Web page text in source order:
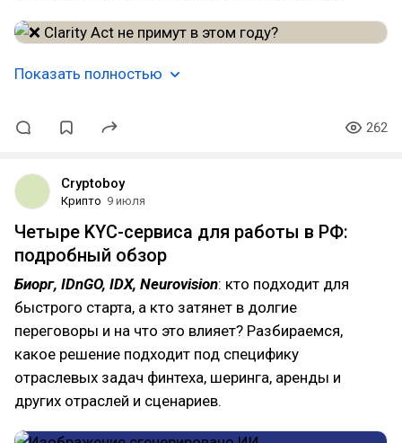
Показать полностью
262
Cryptoboy
Крипто 9 июля
Четыре KYC-сервиса для работы в РФ:
подробный обзор
Биорг, IDnGO, IDX, Neurovision: кто подходит для
быстрого старта, а кто затянет в долгие
переговоры и на что это влияет? Разбираемся,
какое решение подходит под специфику
отраслевых задач финтеха, шеринга, аренды и
других отраслей и сценариев.